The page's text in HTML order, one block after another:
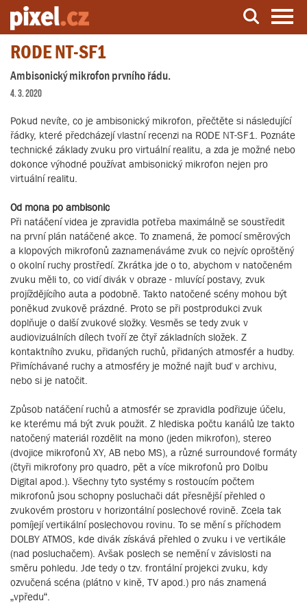
Server o natáčení a zpracování videa
RODE NT-SF1
Ambisonický mikrofon prvního řádu.
4. 3. 2020
Pokud nevíte, co je ambisonický mikrofon, přečtěte si následující
řádky, které předcházejí vlastní recenzi na RODE NT-SF1. Poznáte
technické základy zvuku pro virtuální realitu, a zda je možné nebo
dokonce výhodné používat ambisonický mikrofon nejen pro
virtuální realitu.
Od mona po ambisonic
Při natáčení videa je zpravidla potřeba maximálně se soustředit
na první plán natáčené akce. To znamená, že pomocí směrových
a klopových mikrofonů zaznamenáváme zvuk co nejvíc oproštěný
o okolní ruchy prostředí. Zkrátka jde o to, abychom v natočeném
zvuku měli to, co vidí divák v obraze - mluvící postavy, zvuk
projíždějícího auta a podobně. Takto natočené scény mohou být
poněkud zvukově prázdné. Proto se při postprodukci zvuk
doplňuje o další zvukové složky. Vesměs se tedy zvuk v
audiovizuálních dílech tvoří ze čtyř základních složek. Z
kontaktního zvuku, přidaných ruchů, přidaných atmosfér a hudby.
Přimíchávané ruchy a atmosféry je možné najít buď v archivu,
nebo si je natočit.
Způsob natáčení ruchů a atmosfér se zpravidla podřizuje účelu,
ke kterému má být zvuk použit. Z hlediska počtu kanálů lze takto
natočený materiál rozdělit na mono (jeden mikrofon), stereo
(dvojice mikrofonů XY, AB nebo MS), a různé surroundové formáty
(čtyři mikrofony pro quadro, pět a více mikrofonů pro Dolbu
Digital apod.). Všechny tyto systémy s rostoucím počtem
mikrofonů jsou schopny posluchači dát přesnější přehled o
zvukovém prostoru v horizontální poslechové rovině. Zcela tak
pomíjejí vertikální poslechovou rovinu. To se mění s příchodem
DOLBY ATMOS, kde divák získává přehled o zvuku i ve vertikále
(nad posluchačem). Avšak poslech se nemění v závislosti na
směru pohledu. Jde tedy o tzv. frontální projekci zvuku, kdy
ozvučená scéna (plátno v kině, TV apod.) pro nás znamená
„vpředu“.